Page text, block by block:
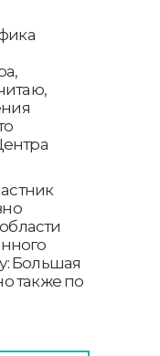
Большая
также по